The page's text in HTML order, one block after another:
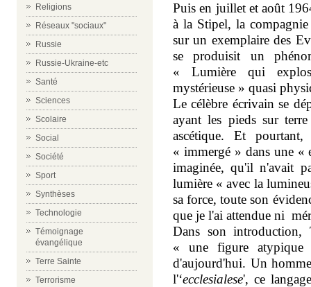
Religions
Réseaux "sociaux"
Russie
Russie-Ukraine-etc
Santé
Sciences
Scolaire
Social
Société
Sport
Synthèses
Technologie
Témoignage
évangélique
Terre Sainte
Terrorisme
Puis en juillet et août
à la Stipel, la
sur un exemplaire des
se produisit un
« Lumière qui
mystérieuse » quasi
Le célèbre écrivain se
ayant les pieds sur
ascétique. Et
« immergé » dans une «
imaginée, qu'il n'avait
lumière « avec la
sa force, toute son
que je l'ai attendue ni
Dans son
« une figure atypique
d'aujourd'hui. Un
l'‘ecclesialese', ce